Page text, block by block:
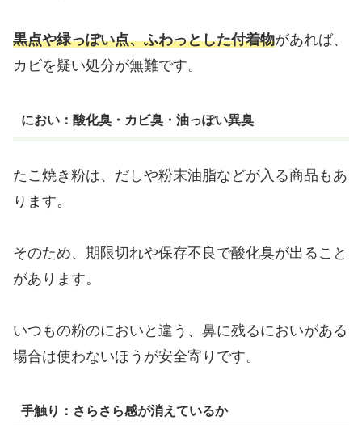
黒点や緑っぽい点、ふわっとした付着物があれば、
カビを疑い処分が無難です。
におい：酸化臭・カビ臭・油っぽい異臭
たこ焼き粉は、だしや粉末油脂などが入る商品もあ
ります。
そのため、期限切れや保存不良で酸化臭が出ること
があります。
いつもの粉のにおいと違う、鼻に残るにおいがある
場合は使わないほうが安全寄りです。
手触り：さらさら感が消えているか